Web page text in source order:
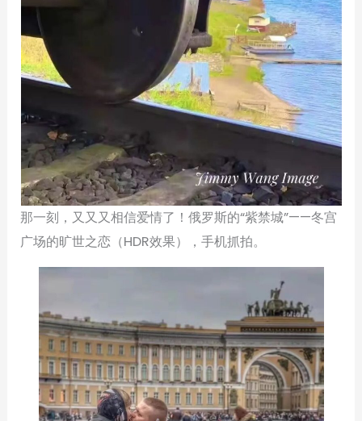
那一刻，又又又相信爱情了！俄罗斯的“紫禁城”——冬宫
广场的旷世之恋（HDR效果），手机抓拍。